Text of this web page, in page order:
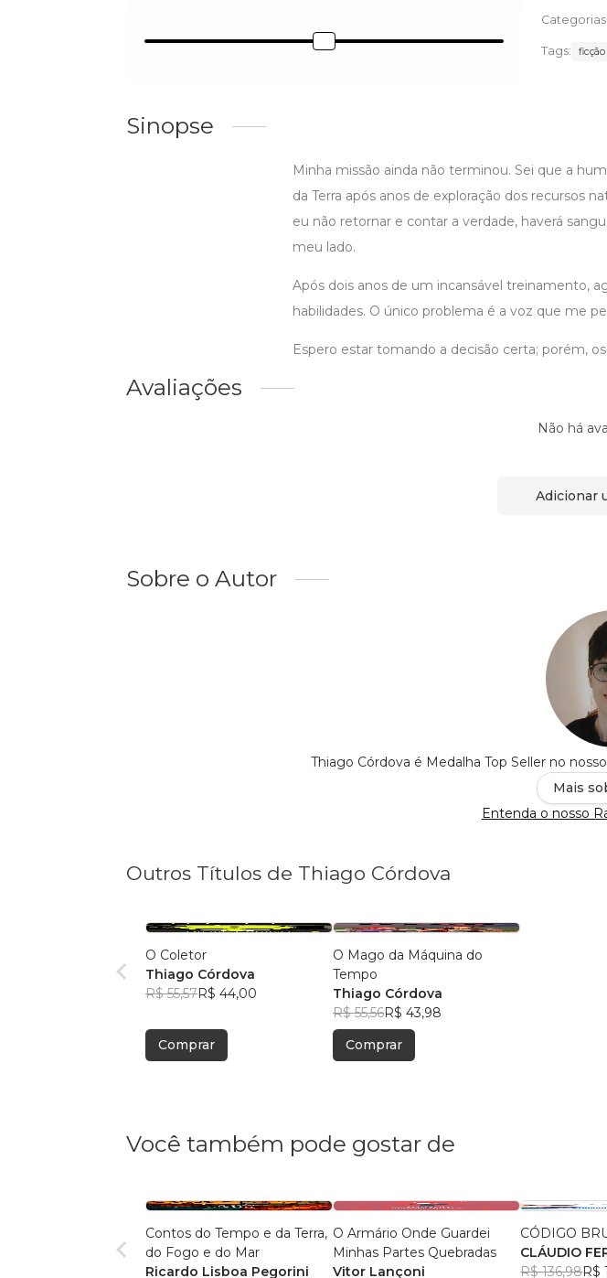
Categorias:
Tags:
Sinopse
Minha missão ainda não terminou. Sei que a
da Terra após anos de exploração dos recursos
eu não retornar e contar a verdade, haverá
meu lado.
Após dois anos de um incansável treinamento,
habilidades. O único problema é a voz que me
Espero estar tomando a decisão certa; porém,
Avaliações
Não há
Adicionar
Sobre o Autor
Thiago Córdova é Medalha Top Seller no
Mais
Entenda o nosso
Outros Títulos de Thiago Córdova
O Coletor
Thiago Córdova
R$ 55,57R$ 44,00
Comprar
O Mago da Máquina do
Tempo
Thiago Córdova
R$ 55,56R$ 43,98
Comprar
Você também pode gostar de
Contos do Tempo e da Terra,
do Fogo e do Mar
Ricardo Lisboa Pegorini
O Armário Onde Guardei
Minhas Partes Quebradas
Vitor Lançoni
CÓDIGO
CLÁUDIO
CAMPOS
R$ 136,98R$